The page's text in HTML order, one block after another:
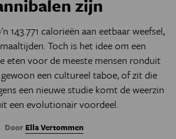
zijn
143.771 calorieën aan eetbaar weefsel,
Toch is het idee om een
eten voor de meeste mensen ronduit
een cultureel taboe, of zit die
een nieuwe studie komt de weerzin
een evolutionair voordeel.
Door Ella Vertommen